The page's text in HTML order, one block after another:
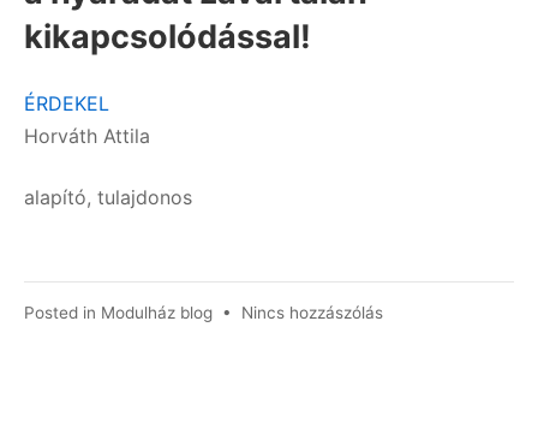
kikapcsolódással!
ÉRDEKEL
Horváth Attila
alapító, tulajdonos
Posted in Modulház blog • Nincs hozzászólása(z)